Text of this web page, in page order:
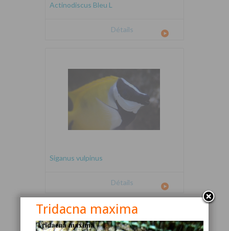
Actinodiscus Bleu L
Détails
Siganus vulpinus
Détails
Tridacna maxima